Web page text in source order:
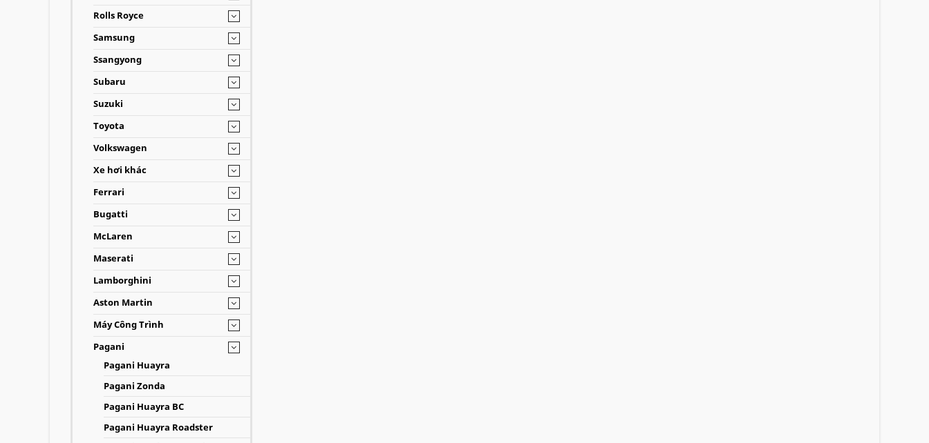
Rolls Royce
Samsung
Ssangyong
Subaru
Suzuki
Toyota
Volkswagen
Xe hơi khác
Ferrari
Bugatti
McLaren
Maserati
Lamborghini
Aston Martin
Máy Công Trình
Pagani
Pagani Huayra
Pagani Zonda
Pagani Huayra BC
Pagani Huayra Roadster